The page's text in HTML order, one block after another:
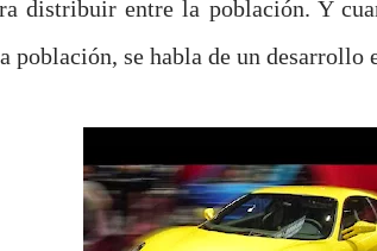
distribuir entre la población. Y
población, se habla de un desarrollo